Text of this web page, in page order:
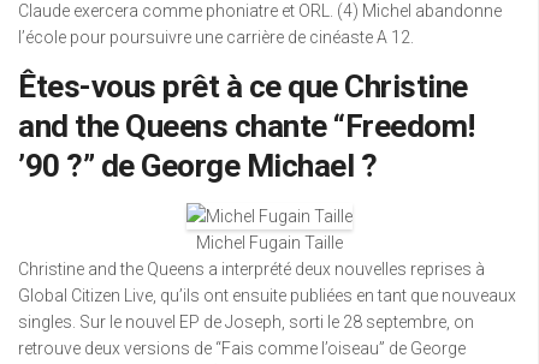
Claude exercera comme phoniatre et ORL. (4) Michel abandonne
l’école pour poursuivre une carrière de cinéaste A 12.
Êtes-vous prêt à ce que Christine
and the Queens chante “Freedom!
’90 ?” de George Michael ?
Michel Fugain Taille
Christine and the Queens a interprété deux nouvelles reprises à
Global Citizen Live, qu’ils ont ensuite publiées en tant que nouveaux
singles. Sur le nouvel EP de Joseph, sorti le 28 septembre, on
retrouve deux versions de “Fais comme l’oiseau” de George